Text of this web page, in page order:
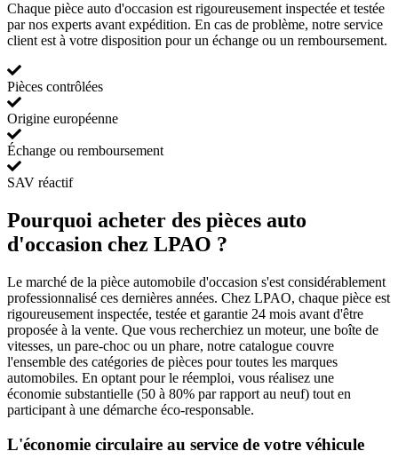
Chaque pièce auto d'occasion est rigoureusement inspectée et testée
par nos experts avant expédition. En cas de problème, notre service
client est à votre disposition pour un échange ou un remboursement.
Pièces contrôlées
Origine européenne
Échange ou remboursement
SAV réactif
Pourquoi acheter des pièces auto
d'occasion chez LPAO ?
Le marché de la pièce automobile d'occasion s'est considérablement
professionnalisé ces dernières années. Chez LPAO, chaque pièce est
rigoureusement inspectée, testée et garantie 24 mois avant d'être
proposée à la vente. Que vous recherchiez un moteur, une boîte de
vitesses, un pare-choc ou un phare, notre catalogue couvre
l'ensemble des catégories de pièces pour toutes les marques
automobiles. En optant pour le réemploi, vous réalisez une
économie substantielle (50 à 80% par rapport au neuf) tout en
participant à une démarche éco-responsable.
L'économie circulaire au service de votre véhicule